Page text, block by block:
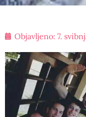
Objavljeno: 7.